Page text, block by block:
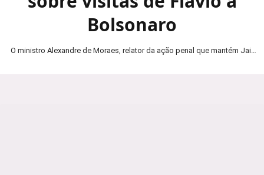
Bolsonaro
O ministro Alexandre de Moraes, relator da ação penal que mantém Jair